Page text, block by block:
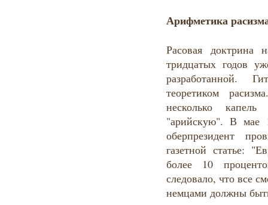
Арифметика
Расовая доктрина
тридцатых годов
разработанной.
теоретиком
несколько капель
"арийскую". В мае
оберпрезидент
газетной статье:
более 10
следовало, что все
немцами должны